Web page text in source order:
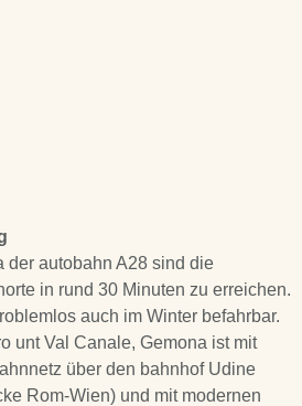
der autobahn A28 sind die
in rund 30 Minuten zu erreichen.
auch im Winter befahrbar.
unt Val Canale, Gemona ist mit
über den bahnhof Udine
Rom-Wien) und mit modernen